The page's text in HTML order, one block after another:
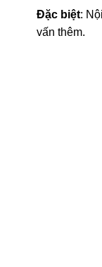
Đặc biệt:
vấn thêm.